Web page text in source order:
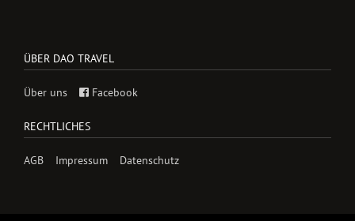
ÜBER DAO TRAVEL
Über uns Facebook
RECHTLICHES
AGB Impressum Datenschutz